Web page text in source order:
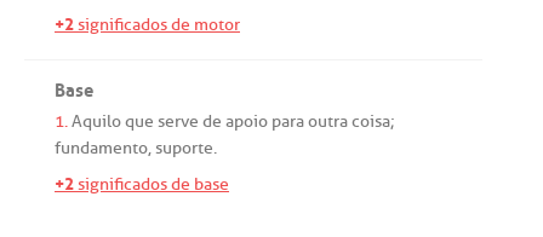
+2significados de motor
Base
1.Aquiloque serve de apoio paraoutracoisa;
fundamento,suporte.
+2significados de base